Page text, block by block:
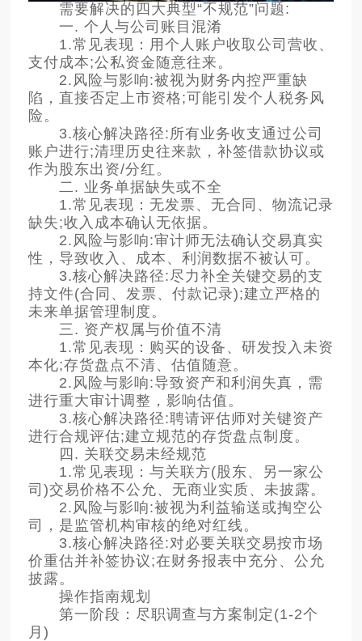
需要解决的四大典型“不规范”问题:
一. 个人与公司账目混淆
1.常见表现：用个人账户收取公司营收、
支付成本;公私资金随意往来。
2.风险与影响:被视为财务内控严重缺
陷，直接否定上市资格;可能引发个人税务风
险。
3.核心解决路径:所有业务收支通过公司
账户进行;清理历史往来款，补签借款协议或
作为股东出资/分红。
二. 业务单据缺失或不全
1.常见表现：无发票、无合同、物流记录
缺失;收入成本确认无依据。
2.风险与影响:审计师无法确认交易真实
性，导致收入、成本、利润数据不被认可。
3.核心解决路径:尽力补全关键交易的支
持文件(合同、发票、付款记录);建立严格的
未来单据管理制度。
三. 资产权属与价值不清
1.常见表现：购买的设备、研发投入未资
本化;存货盘点不清、估值随意。
2.风险与影响:导致资产和利润失真，需
进行重大审计调整，影响估值。
3.核心解决路径:聘请评估师对关键资产
进行合规评估;建立规范的存货盘点制度。
四. 关联交易未经规范
1.常见表现：与关联方(股东、另一家公
司)交易价格不公允、无商业实质、未披露。
2.风险与影响:被视为利益输送或掏空公
司，是监管机构审核的绝对红线。
3.核心解决路径:对必要关联交易按市场
价重估并补签协议;在财务报表中充分、公允
披露。
操作指南规划
第一阶段：尽职调查与方案制定(1-2个
月)